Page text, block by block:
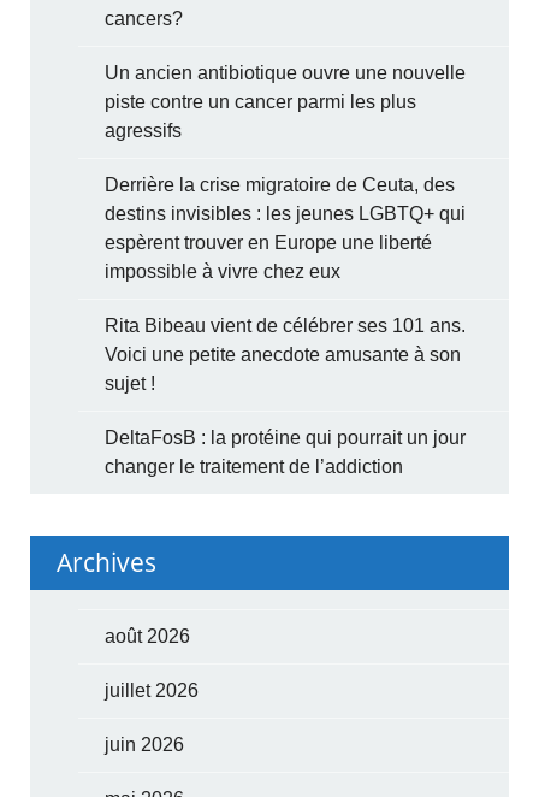
cancers?
Un ancien antibiotique ouvre une nouvelle
piste contre un cancer parmi les plus
agressifs
Derrière la crise migratoire de Ceuta, des
destins invisibles : les jeunes LGBTQ+ qui
espèrent trouver en Europe une liberté
impossible à vivre chez eux
Rita Bibeau vient de célébrer ses 101 ans.
Voici une petite anecdote amusante à son
sujet !
DeltaFosB : la protéine qui pourrait un jour
changer le traitement de l’addiction
Archives
août 2026
juillet 2026
juin 2026